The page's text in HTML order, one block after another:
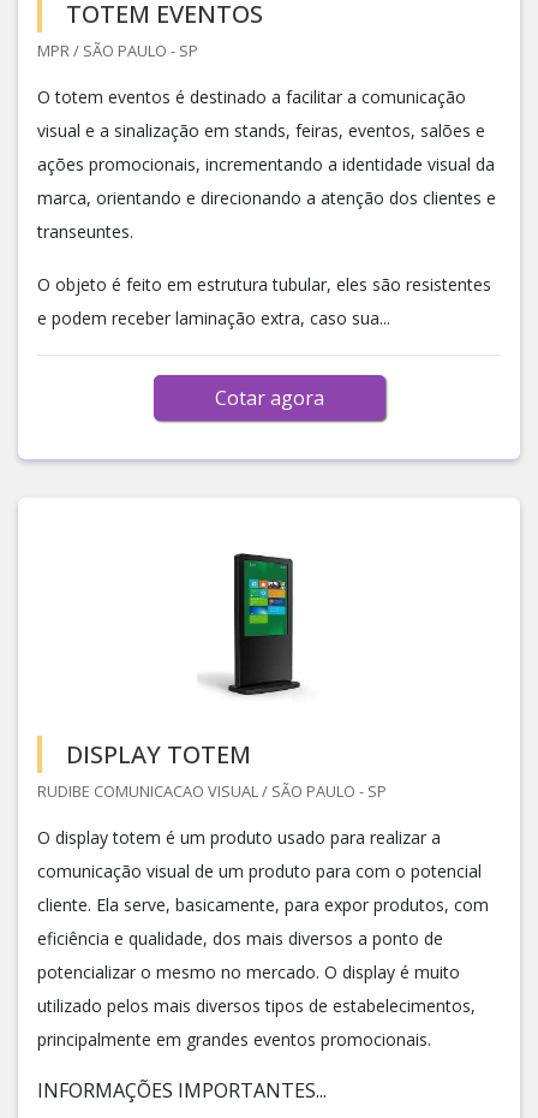
TOTEM EVENTOS
MPR / SÃO PAULO - SP
O totem eventos é destinado a facilitar a comunicação
visual e a sinalização em stands, feiras, eventos, salões e
ações promocionais, incrementando a identidade visual da
marca, orientando e direcionando a atenção dos clientes e
transeuntes.
O objeto é feito em estrutura tubular, eles são resistentes
e podem receber laminação extra, caso sua...
Cotar agora
DISPLAY TOTEM
RUDIBE COMUNICACAO VISUAL / SÃO PAULO - SP
O display totem é um produto usado para realizar a
comunicação visual de um produto para com o potencial
cliente. Ela serve, basicamente, para expor produtos, com
eficiência e qualidade, dos mais diversos a ponto de
potencializar o mesmo no mercado. O display é muito
utilizado pelos mais diversos tipos de estabelecimentos,
principalmente em grandes eventos promocionais.
INFORMAÇÕES IMPORTANTES...